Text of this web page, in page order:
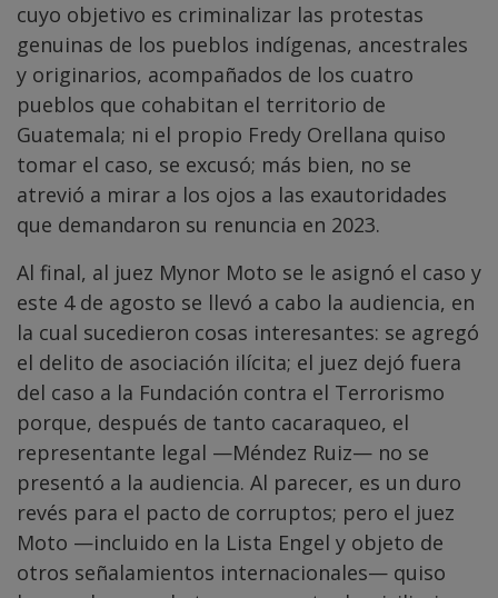
cuyo objetivo es criminalizar las protestas
genuinas de los pueblos indígenas, ancestrales
y originarios, acompañados de los cuatro
pueblos que cohabitan el territorio de
Guatemala; ni el propio Fredy Orellana quiso
tomar el caso, se excusó; más bien, no se
atrevió a mirar a los ojos a las exautoridades
que demandaron su renuncia en 2023.
Al final, al juez Mynor Moto se le asignó el caso y
este 4 de agosto se llevó a cabo la audiencia, en
la cual sucedieron cosas interesantes: se agregó
el delito de asociación ilícita; el juez dejó fuera
del caso a la Fundación contra el Terrorismo
porque, después de tanto cacaraqueo, el
representante legal —Méndez Ruiz— no se
presentó a la audiencia. Al parecer, es un duro
revés para el pacto de corruptos; pero el juez
Moto —incluido en la Lista Engel y objeto de
otros señalamientos internacionales— quiso